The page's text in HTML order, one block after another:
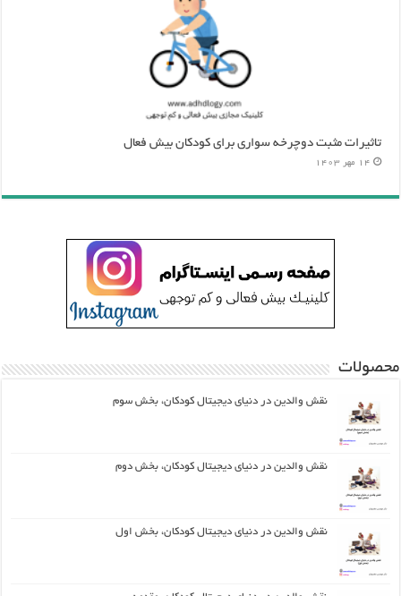
تاثیرات مثبت دوچرخه سواری برای کودکان بیش فعال
14 مهر 1403
محصولات
نقش والدین در دنیای دیجیتال کودکان، بخش سوم
نقش والدین در دنیای دیجیتال کودکان، بخش دوم
نقش والدین در دنیای دیجیتال کودکان، بخش اول